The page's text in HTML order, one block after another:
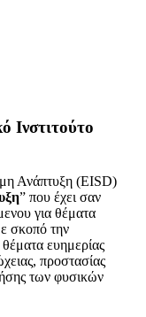
Ινστιτούτο
Ανάπτυξη (EISD)
” που έχει σαν
για θέματα
σκοπό την
ευημερίας
προστασίας
των φυσικών